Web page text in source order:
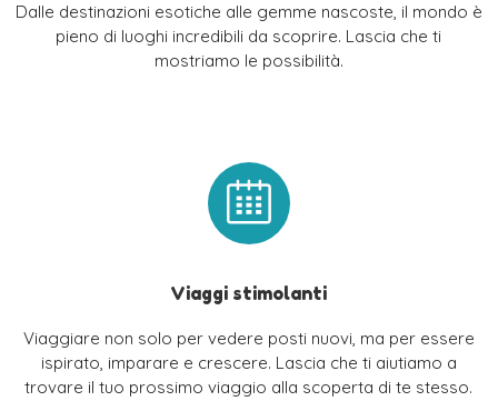
Dalle destinazioni esotiche alle gemme nascoste, il mondo è
pieno di luoghi incredibili da scoprire. Lascia che ti
mostriamo le possibilità.
Viaggi stimolanti
Viaggiare non solo per vedere posti nuovi, ma per essere
ispirato, imparare e crescere. Lascia che ti aiutiamo a
trovare il tuo prossimo viaggio alla scoperta di te stesso.